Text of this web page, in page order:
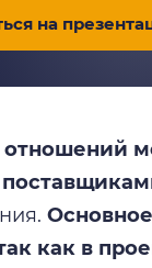
на
отношений
Основное
как в